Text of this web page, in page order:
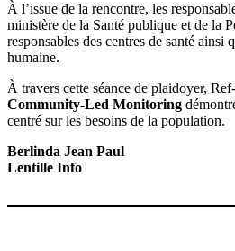
À l’issue de la rencontre, les
ministère de la Santé publique et de la
responsables des centres de santé
humaine.
À travers cette séance de plaidoyer,
Community-Led Monitoring
centré sur les besoins de la population.
Berlinda Jean Paul
Lentille Info